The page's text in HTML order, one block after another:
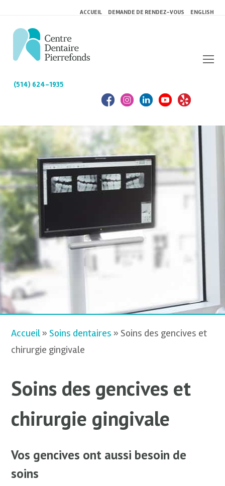
ACCUEIL DEMANDE DE RENDEZ-VOUS ENGLISH
(514) 624-1935
Accueil»Soins dentaires » Soins des gencives et
chirurgie gingivale
Soins des gencives et
chirurgie gingivale
Vos gencives ont aussi besoin de
soins